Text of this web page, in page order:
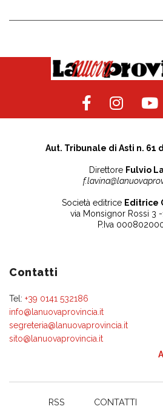
Aut. Tribunale di Asti n. 61
Direttore Fulvio
Società editrice Editrice
via Monsignor Rossi 3 -
P.Iva
Contatti
Tel: +39 0141 532186
info@lanuovaprovincia.it
segreteria@lanuovaprovincia.it
sito@lanuovaprovincia.it
RSS CONTATTI